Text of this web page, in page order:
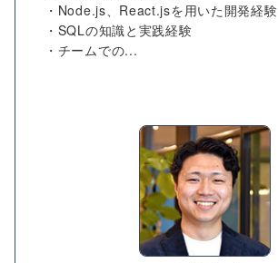
・Node.js、React.jsを用いた開発経験
・SQLの知識と実践経験
・チームでの...